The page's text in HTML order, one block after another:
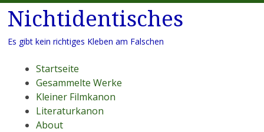
Nichtidentisches
Es gibt kein richtiges Kleben am Falschen
Menü
Zum
Inhalt
springen
Startseite
Gesammelte Werke
Kleiner Filmkanon
Literaturkanon
About